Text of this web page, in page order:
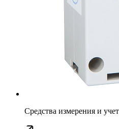
Средства измерения и